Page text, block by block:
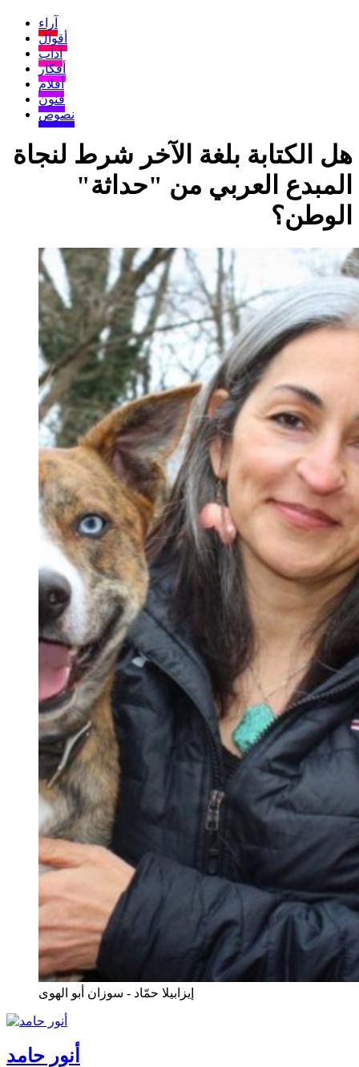
آراء
أقوال
آداب
أفكار
أفلام
فنون
نصوص
هل الكتابة بلغة الآخر شرط لنجاة
المبدع العربي من "حداثة"
الوطن؟
إيزابيلا حمّاد - سوزان أبو الهوى
أنور حامد